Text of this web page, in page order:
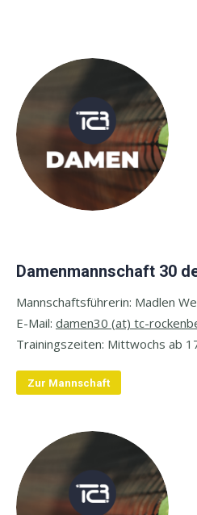
Damenmannschaft 30
Mannschaftsführerin: Madlen
E-Mail: damen30 (at) tc-
Trainingszeiten: Mittwochs ab
Zur Mannschaft